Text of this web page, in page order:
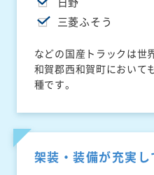
三菱ふそう
などの国産トラックは世
和賀郡西和賀町において
種です。
架装・装備が充実